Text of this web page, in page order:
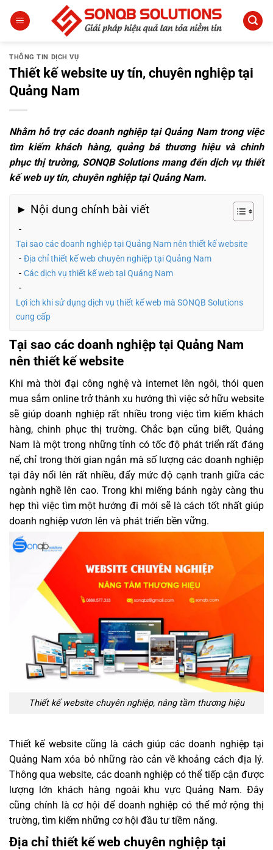
qua
dungTHÔNG TIN DỊCH VỤ
Thiết kế website uy tín, chuyên nghiệp tại
Quảng Nam
Nhằm hỗ trợ các doanh nghiệp tại Quảng Nam trong việc
tìm kiếm khách hàng, quảng bá thương hiệu và chinh
phục thị trường, SONQB Solutions mang đến dịch vụ thiết
kế web uy tín, chuyên nghiệp tại Quảng Nam.
► Nội dung chính bài viết
Tại sao các doanh nghiệp tại Quảng Nam nên thiết kế website
Địa chỉ thiết kế web chuyên nghiệp tại Quảng Nam
Các dịch vụ thiết kế web tại Quảng Nam
Lợi ích khi sử dụng dịch vụ thiết kế web mà SONQB Solutions
cung cấp
Tại sao các doanh nghiệp tại Quảng Nam
nên thiết kế website
Khi mà thời đại công nghệ và internet lên ngôi, thói quen
mua sắm online trở thành xu hướng thì việc sở hữu website
sẽ giúp doanh nghiệp rất nhiều trong việc tìm kiếm khách
hàng, chinh phục thị trường. Chắc bạn cũng biết, Quảng
Nam là một trong những tỉnh có tốc độ phát triển rất đáng
nể, chỉ trong thời gian ngắn mà số lượng các doanh nghiệp
tại đây nổi lên rất nhiều, đẩy mức độ cạnh tranh giữa các
ngành nghề lên cao. Trong khi miếng bánh ngày càng thu
hẹp thì việc tìm một hướng đi mới sẽ là cách tốt nhất giúp
doanh nghiệp vươn lên và phát triển bền vững.
Thiết kế website chuyên nghiệp, nâng tầm thương hiệu
Thiết kế website cũng là cách giúp các doanh nghiệp tại
Quảng Nam xóa bỏ những rào cản về khoảng cách địa lý.
Thông qua website, các doanh nghiệp có thể tiếp cận được
lượng lớn khách hàng ngoài khu vực Quảng Nam. Đây
cũng chính là cơ hội để doanh nghiệp có thể mở rộng thị
trường, tìm kiếm những cơ hội đầu tư tiềm năng.
Địa chỉ thiết kế web chuyên nghiệp tại